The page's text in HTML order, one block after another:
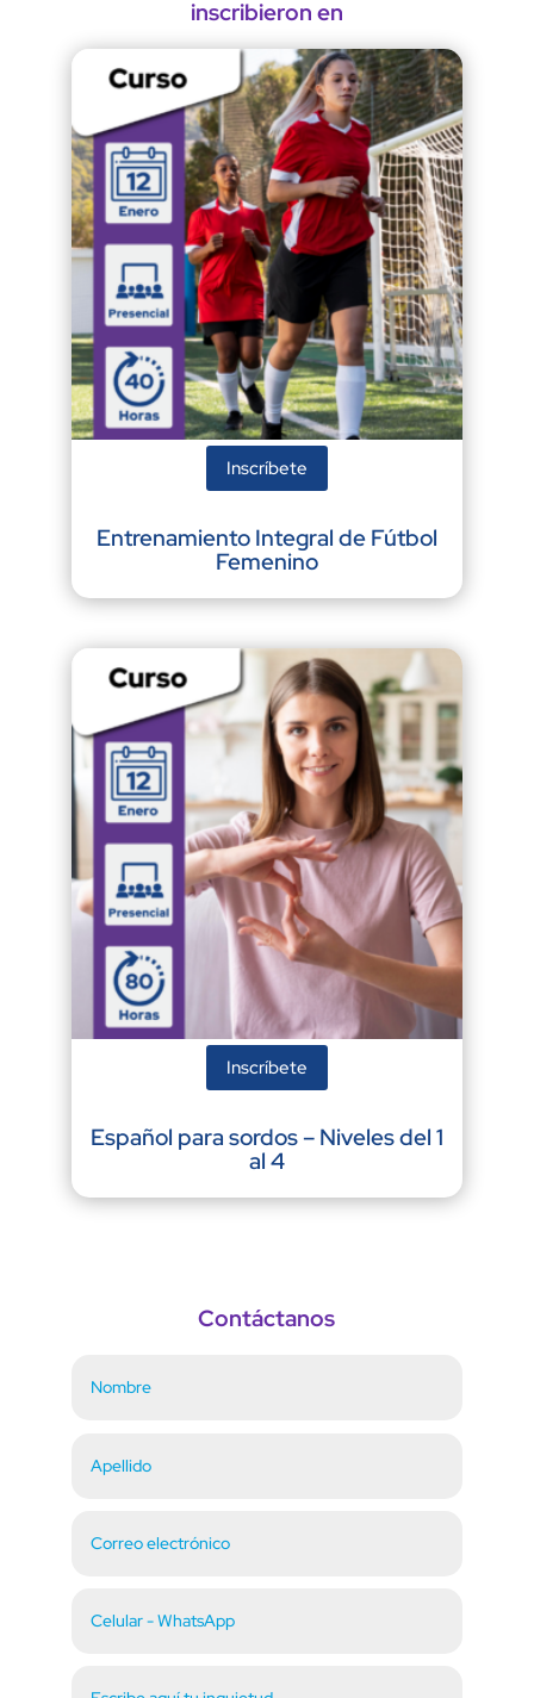
inscribieron en
Inscríbete
Entrenamiento Integral de Fútbol
Femenino
Inscríbete
Español para sordos – Niveles del 1
al 4
Contáctanos